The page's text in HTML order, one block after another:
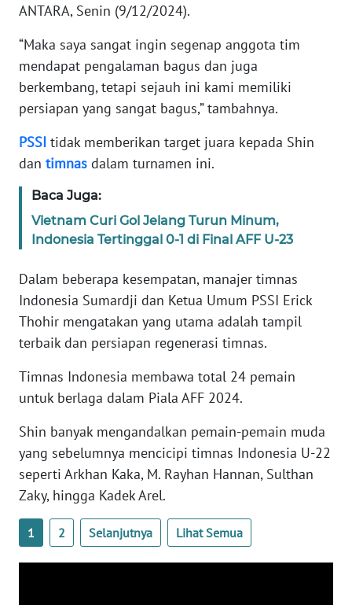
ANTARA, Senin (9/12/2024).
“Maka saya sangat ingin segenap anggota tim
mendapat pengalaman bagus dan juga
berkembang, tetapi sejauh ini kami memiliki
persiapan yang sangat bagus,” tambahnya.
PSSI tidak memberikan target juara kepada Shin
dan timnas dalam turnamen ini.
Baca Juga:
Vietnam Curi Gol Jelang Turun Minum,
Indonesia Tertinggal 0-1 di Final AFF U-23
Dalam beberapa kesempatan, manajer timnas
Indonesia Sumardji dan Ketua Umum PSSI Erick
Thohir mengatakan yang utama adalah tampil
terbaik dan persiapan regenerasi timnas.
Timnas Indonesia membawa total 24 pemain
untuk berlaga dalam Piala AFF 2024.
Shin banyak mengandalkan pemain-pemain muda
yang sebelumnya mencicipi timnas Indonesia U-22
seperti Arkhan Kaka, M. Rayhan Hannan, Sulthan
Zaky, hingga Kadek Arel.
1 2 Selanjutnya Lihat Semua
Wahana
News
Regional
WN
SUMUT
WN
JAKARTA
JABAR
BANTEN
WN
NTT
WN
KEPRI
WN
PAPUA
WN
BARAT